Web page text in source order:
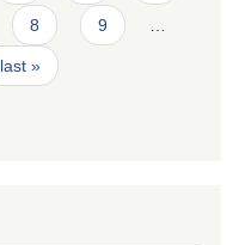
8 9
last »